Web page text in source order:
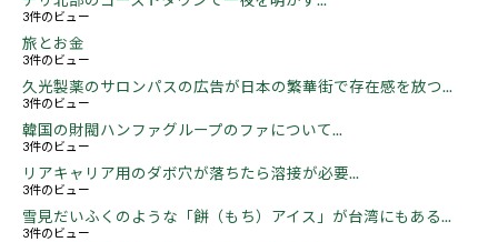
3件のビュー
旅とお金
3件のビュー
久光製薬のサロンパスの広告が日本の繁華街で存在感を放つ...
3件のビュー
韓国の財閥ハンファグループのファについて...
3件のビュー
リアキャリア用のダボ穴が落ちたら溶接が必要...
3件のビュー
雪見だいふくのような「餅（もち）アイス」が台湾にもある...
3件のビュー